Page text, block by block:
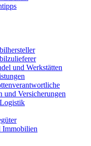
und Werkstätten
und Versicherungen
Immobilien